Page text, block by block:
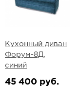
Кухонный диван
Форум-8Д,
синий
45 400 руб.